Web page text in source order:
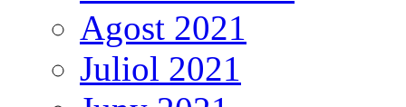
Agost 2021
Juliol 2021